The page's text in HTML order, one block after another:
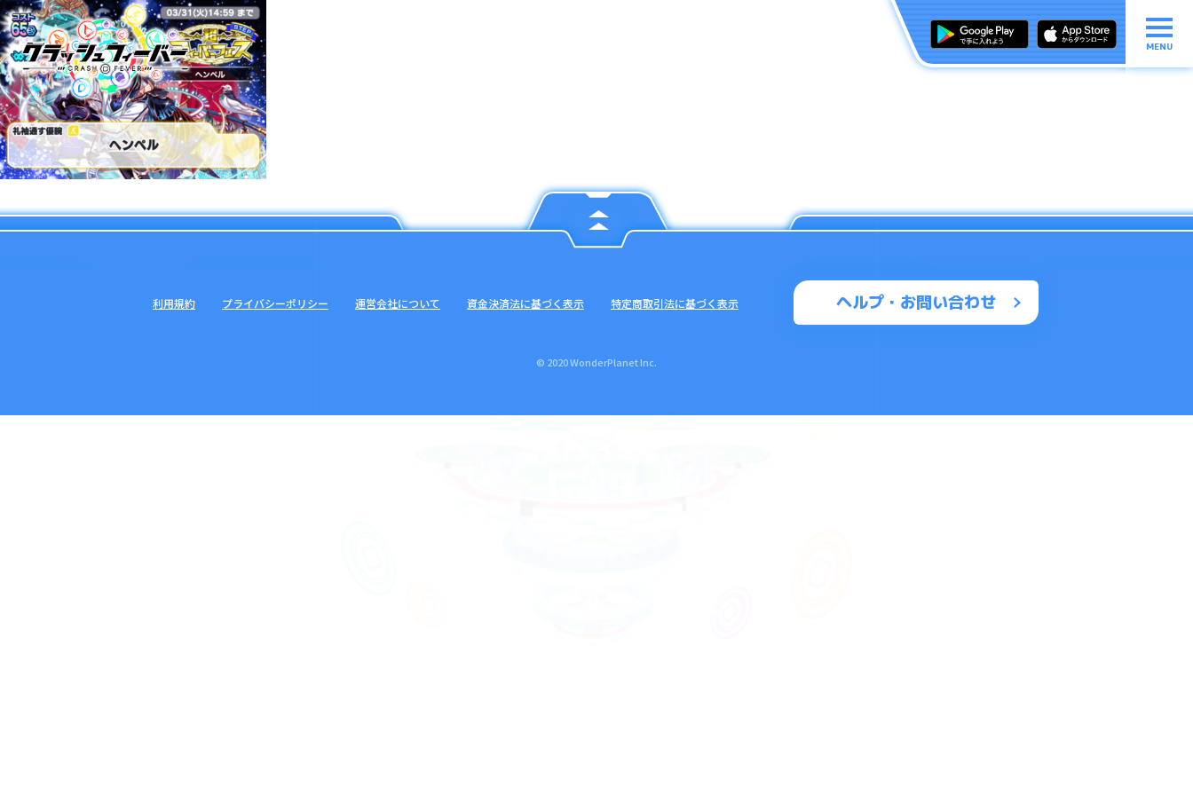
MENU
ヘルプ・お問い合わせ
利用規約 プライバシーポリシー 運営会社について 資金決済法に基づく表示 特定商取引法に基づく表示
© 2020 WonderPlanet Inc.